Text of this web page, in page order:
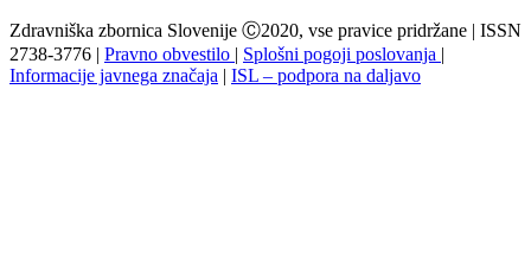
Zdravniška zbornica Slovenije Ⓒ2020, vse pravice pridržane | ISSN
2738-3776 | Pravno obvestilo | Splošni pogoji poslovanja |
Informacije javnega značaja | ISL – podpora na daljavo